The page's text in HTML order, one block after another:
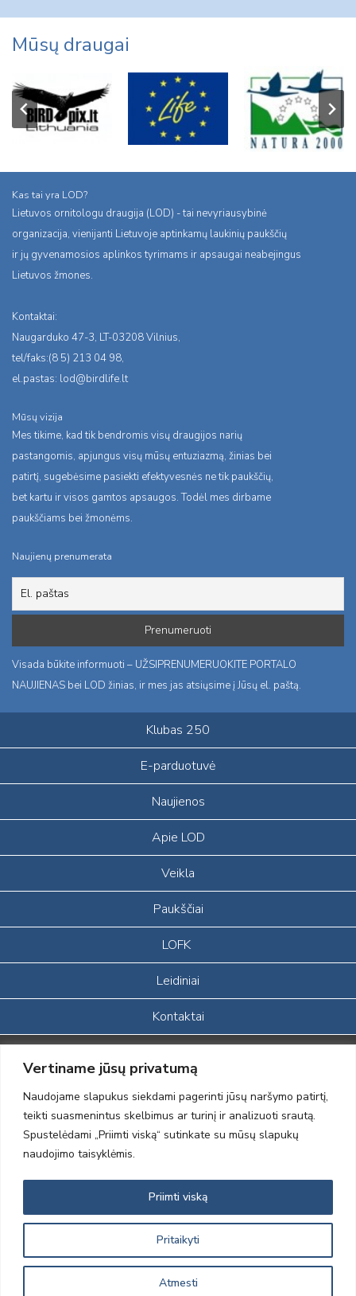
Vertiname jūsų privatumą
Naudojame slapukus siekdami pagerinti jūsų naršymo patirtį,
teikti suasmenintus skelbimus ar turinį ir analizuoti srautą.
Spustelėdami „Priimti viską“ sutinkate su mūsų slapukų
naudojimo taisyklėmis.
Pritaikyti
Atmesti
Priimti viską
Mūsų draugai
Kas tai yra LOD?
Lietuvos ornitologu draugija (LOD) - tai nevyriausybinė
organizacija, vienijanti Lietuvoje aptinkamų laukinių paukščių
ir jų gyvenamosios aplinkos tyrimams ir apsaugai neabejingus
Lietuvos žmones.
Kontaktai:
Naugarduko 47-3, LT-03208 Vilnius,
tel/faks:(8 5) 213 04 98,
el.pastas: lod@birdlife.lt
Mūsų vizija
Mes tikime, kad tik bendromis visų draugijos narių
pastangomis, apjungus visų mūsų entuziazmą, žinias bei
patirtį, sugebėsime pasiekti efektyvesnės ne tik paukščių,
bet kartu ir visos gamtos apsaugos. Todėl mes dirbame
paukščiams bei žmonėms.
Naujienų prenumerata
Visada būkite informuoti – UŽSIPRENUMERUOKITE PORTALO
NAUJIENAS bei LOD žinias, ir mes jas atsiųsime į Jūsų el. paštą.
Klubas 250
E-parduotuvė
Naujienos
Apie LOD
Veikla
Paukščiai
LOFK
Leidiniai
Kontaktai
Portalas sukurtas įgyvendinant Lietuvos Respublikos, Europos
ekonominės erdvės ir Norvegijos finansinių mechanizmų iš dalies
finansuojamą paprojektį
„LOD visuomeninės /gamtosauginės veiklos sustiprinimas ir įvaizdžio
formavimas įtraukiant visuomenę į aplinkosauginių tyrimų veiklą“
(paprojekčio
įgyvendinimo sutarties numeris 2004-LT0008-NVO-1EEE/NOR-02-
2012 © Lietuvos Ornitologų Draugija © 2014, Visos teisės saugomos
Electronic Solutions for Business